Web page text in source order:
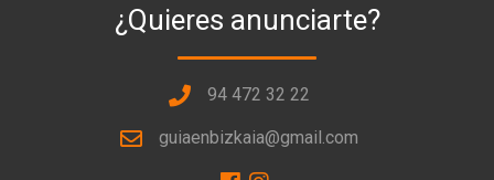
¿Quieres anunciarte?
94 472 32 22
guiaenbizkaia@gmail.com